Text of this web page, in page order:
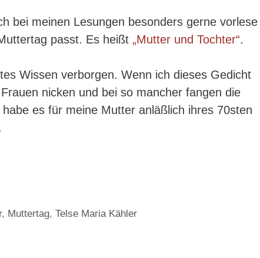
bei meinen Lesungen besonders gerne vorlese
passt. Es heißt „Mutter und Tochter“.
Wissen verborgen. Wenn ich dieses Gedicht
nicken und bei so mancher fangen die
es für meine Mutter anläßlich ihres 70sten
, Muttertag,Telse Maria Kähler